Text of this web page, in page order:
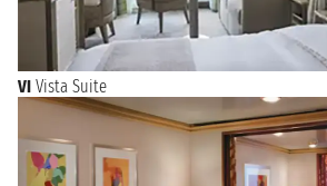
VI Vista Suite